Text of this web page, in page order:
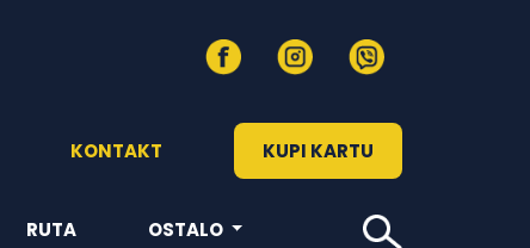
KONTAKT KUPI KARTU
RUTA OSTALO